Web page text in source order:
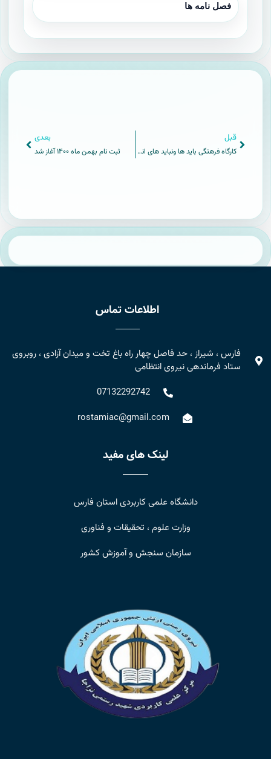
فصل نامه ها
قبل
کارگاه فرهنگی باید ها ونباید های انتخاب فرد اصلح مرکزآموزش علمی کاربرد شهید رستمی
بعدی
ثبت نام بهمن ماه ۱۴۰۰ آغاز شد
اطلاعات تماس
فارس ، شیراز ، حد فاصل چهار راه باغ تخت و میدان آزادی ، روبروی
ستاد فرماندهی نیروی انتظامی
07132292742
rostamiac@gmail.com
لینک های مفید
دانشگاه علمی کاربردی استان فارس
وزارت علوم ، تحقیقات و فناوری
سازمان سنجش و آموزش کشور